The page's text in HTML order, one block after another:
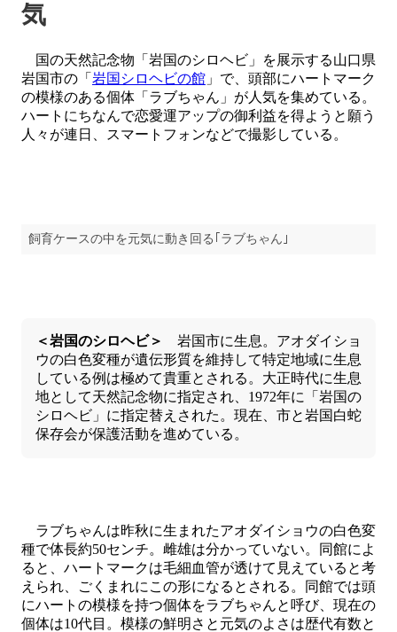
気
国の天然記念物「岩国のシロヘビ」を展示する山口県
岩国市の「 岩国シロヘビの館 」で、頭部にハートマーク
の模様のある個体「ラブちゃん」が人気を集めている。
ハートにちなんで恋愛運アップの御利益を得ようと願う
人々が連日、スマートフォンなどで撮影している。
飼育ケースの中を元気に動き回る｢ラブちゃん｣
＜岩国のシロヘビ＞
岩国市に生息。アオダイショ
ウの白色変種が遺伝形質を維持して特定地域に生息
している例は極めて貴重とされる。大正時代に生息
地として天然記念物に指定され、1972年に「岩国の
シロヘビ」に指定替えされた。現在、市と岩国白蛇
保存会が保護活動を進めている。
ラブちゃんは昨秋に生まれたアオダイショウの白色変
種で体長約50センチ。雌雄は分かっていない。同館によ
ると、ハートマークは毛細血管が透けて見えていると考
えられ、ごくまれにこの形になるとされる。同館では頭
にハートの模様を持つ個体をラブちゃんと呼び、現在の
個体は10代目。模様の鮮明さと元気のよさは歴代有数と